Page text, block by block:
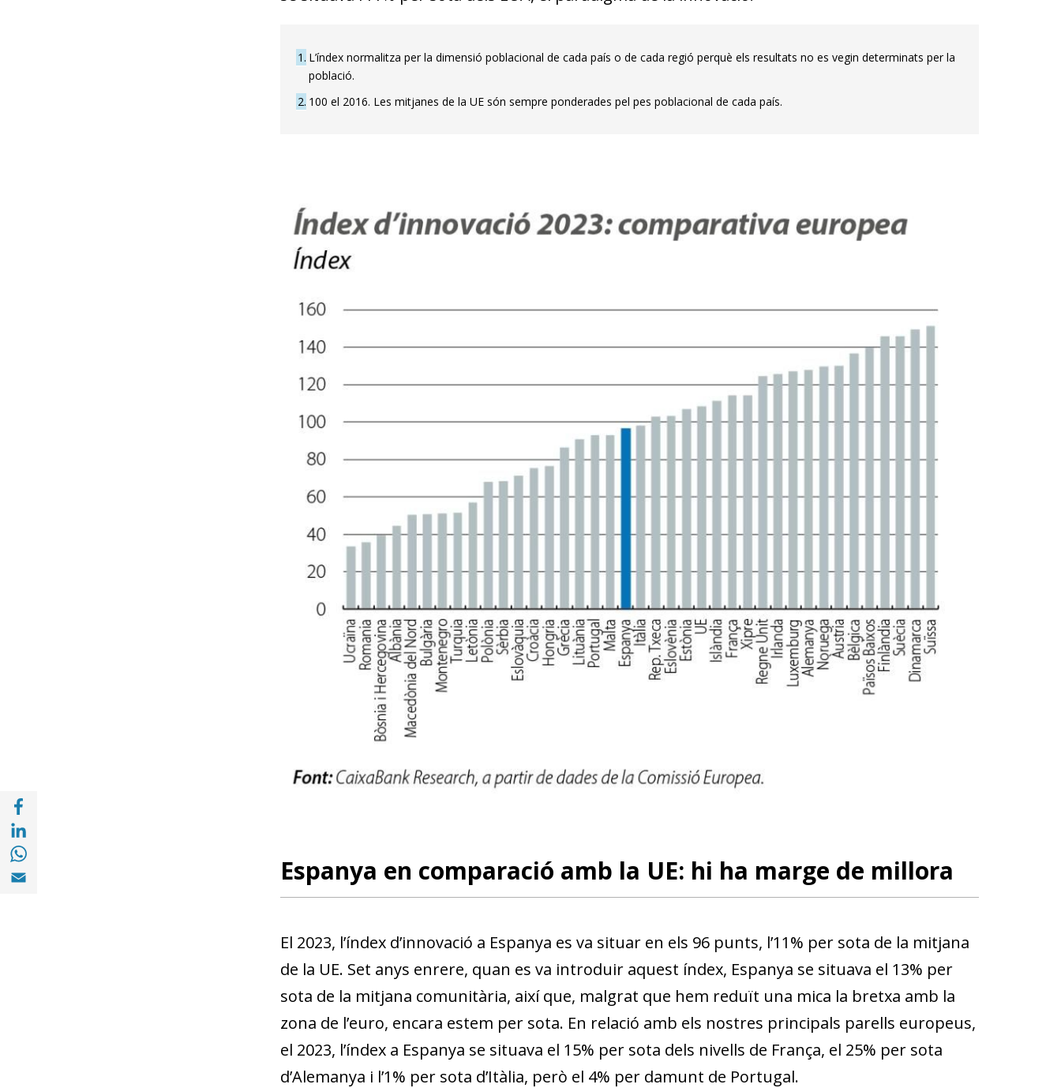
Compartir a Email (opens in a new window)
1 L’índex normalitza per la dimensió poblacional de cada país o de cada regió perquè els resultats no es vegin determinats per la
població.
2 100 el 2016. Les mitjanes de la UE són sempre ponderades pel pes poblacional de cada país.
Espanya en comparació amb la UE: hi ha marge de millora
El 2023, l’índex d’innovació a Espanya es va situar en els 96 punts, l’11% per sota de la mitjana
de la UE. Set anys enrere, quan es va introduir aquest índex, Espanya se situava el 13% per
sota de la mitjana comunitària, així que, malgrat que hem reduït una mica la bretxa amb la
zona de l’euro, encara estem per sota. En relació amb els nostres principals parells europeus,
el 2023, l’índex a Espanya se situava el 15% per sota dels nivells de França, el 25% per sota
d’Alemanya i l’1% per sota d’Itàlia, però el 4% per damunt de Portugal.